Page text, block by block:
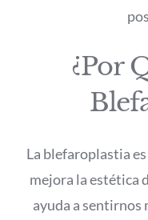
¿Por
La blefaroplastia
mejora la estética
ayuda a sentirnos